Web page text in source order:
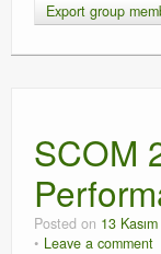
Export group
SCOM
Posted on 13
Leave a comment